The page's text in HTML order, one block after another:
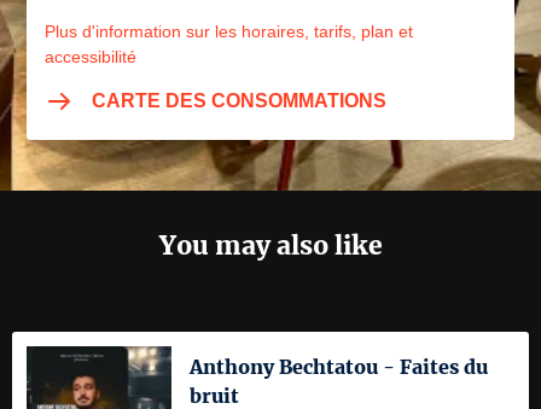
You may also like
Anthony Bechtatou - Faites du
bruit
Plus d'information sur les horaires, tarifs, plan et
accessibilité
CARTE DES CONSOMMATIONS